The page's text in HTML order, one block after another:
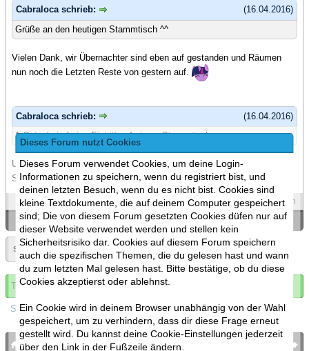
Dieses Forum nutzt Cookies
Dieses Forum verwendet Cookies, um deine Login-
Informationen zu speichern, wenn du registriert bist, und
deinen letzten Besuch, wenn du es nicht bist. Cookies sind
kleine Textdokumente, die auf deinem Computer gespeichert
sind; Die von diesem Forum gesetzten Cookies düfen nur auf
dieser Website verwendet werden und stellen kein
Sicherheitsrisiko dar. Cookies auf diesem Forum speichern
auch die spezifischen Themen, die du gelesen hast und wann
du zum letzten Mal gelesen hast. Bitte bestätige, ob du diese
Cookies akzeptierst oder ablehnst.
Ein Cookie wird in deinem Browser unabhängig von der Wahl
gespeichert, um zu verhindern, dass dir diese Frage erneut
gestellt wird. Du kannst deine Cookie-Einstellungen jederzeit
über den Link in der Fußzeile ändern.
(16.04.2016)
Cabraloca schrieb:
Grüße an den heutigen Stammtisch ^^
Vielen Dank, wir Übernachter sind eben auf gestanden und Räumen
nun noch die Letzten Reste von gestern auf.
(16.04.2016)
Cabraloca schrieb:
1 Gutschein freien Eintritt auf einem Stammtisch
Und nur noch ein mal da die Frage auf kam; Dies gilt natürlich für
Stammtische mit Umkosten, was nicht immer der Fall ist.
Spoilers Zitieren
«Ein Thema zurück|Ein Thema vor»
Seite:
Thema abonnieren
Spoilers
bronies.de